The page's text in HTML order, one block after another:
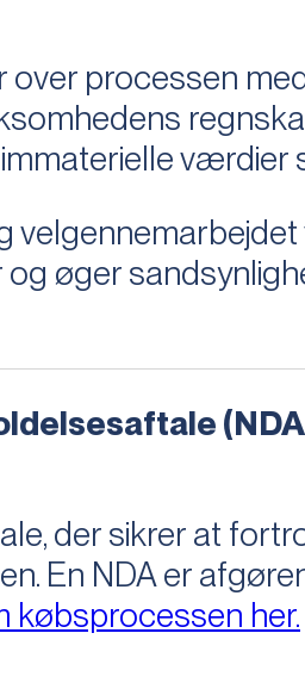
processen
øger
der sikrer at
En NDA er
købsprocessen her.